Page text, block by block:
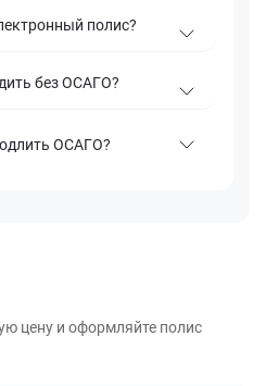
полис?
без ОСАГО?
ОСАГО?
цену и оформляйте полис